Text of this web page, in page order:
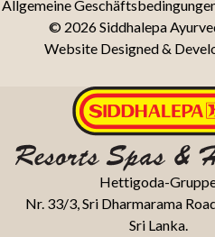
Allgemeine
© 2026 Siddhalepa
Website Designed &
Hettigoda-
Nr. 33/3, Sri Dharmarama
Sri Lanka.